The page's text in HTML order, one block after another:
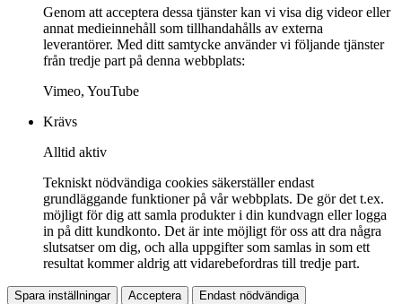
Genom att acceptera dessa tjänster kan vi visa dig videor eller
annat medieinnehåll som tillhandahålls av externa
leverantörer. Med ditt samtycke använder vi följande tjänster
från tredje part på denna webbplats:
Vimeo, YouTube
Krävs
Alltid aktiv
Tekniskt nödvändiga cookies säkerställer endast
grundläggande funktioner på vår webbplats. De gör det t.ex.
möjligt för dig att samla produkter i din kundvagn eller logga
in på ditt kundkonto. Det är inte möjligt för oss att dra några
slutsatser om dig, och alla uppgifter som samlas in som ett
resultat kommer aldrig att vidarebefordras till tredje part.
Spara inställningar Acceptera Endast nödvändiga